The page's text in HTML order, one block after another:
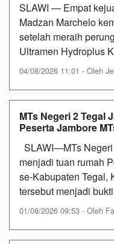
SLAWI — Empat
Madzan Marchelo
setelah meraih
Ultramen Hydroplus
04/08/2026 11:01 - Oleh
MTs Negeri 2 Tegal
Peserta Jambore
SLAWI—MTs
menjadi tuan rumah
se-Kabupaten Tegal,
tersebut menjadi
01/08/2026 09:53 - Oleh